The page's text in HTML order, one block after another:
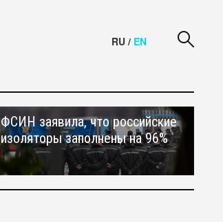
RU / EN
ФСИН заявила, что российские
изоляторы заполнены на 96%